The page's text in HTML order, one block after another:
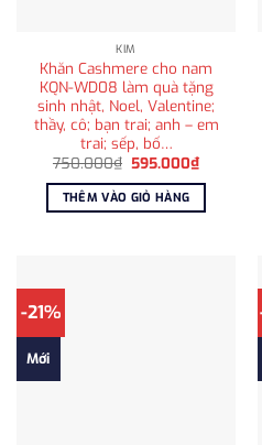
KIM
Khăn Cashmere cho nam
KQN-WD08 làm quà tặng
sinh nhật, Noel, Valentine;
thầy, cô; bạn trai; anh – em
trai; sếp, bố…
750.000₫ Giá
là:
750.000₫.
595.000₫Giá
hiện
tại
595.000₫.
THÊM VÀO GIỎ HÀNG
-21%
Mới